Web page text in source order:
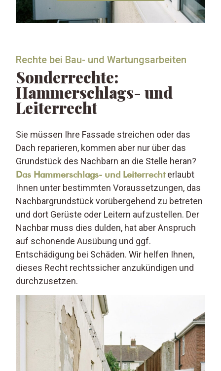
Rechte bei Bau- und Wartungsarbeiten
Sonderrechte:
Hammerschlags- und
Leiterrecht
Sie müssen Ihre Fassade streichen oder das
Dach reparieren, kommen aber nur über das
Grundstück des Nachbarn an die Stelle heran?
Das Hammerschlags- und Leiterrechterlaubt
Ihnen unter bestimmten Voraussetzungen, das
Nachbargrundstück vorübergehend zu betreten
und dort Gerüste oder Leitern aufzustellen. Der
Nachbar muss dies dulden, hat aber Anspruch
auf schonende Ausübung und ggf.
Entschädigung bei Schäden. Wir helfen Ihnen,
dieses Recht rechtssicher anzukündigen und
durchzusetzen.